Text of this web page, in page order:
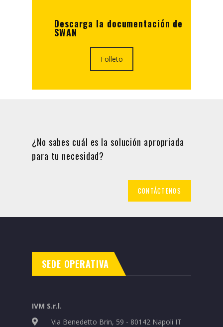
Descarga la documentación de
SWAN
Folleto
¿No sabes cuál es la solución apropriada
para tu necesidad?
CONTÁCTENOS
SEDE OPERATIVA
IVM S.r.l.
Via Benedetto Brin, 59 - 80142 Napoli IT